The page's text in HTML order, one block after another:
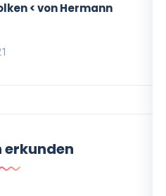
< von Hermann
erkunden